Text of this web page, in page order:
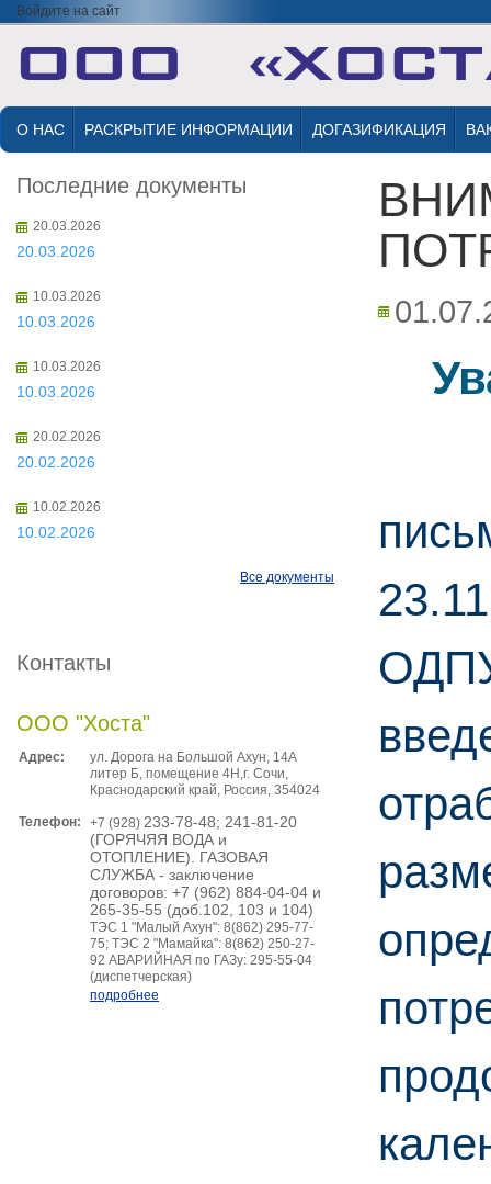
Войдите на сайт
О НАС РАСКРЫТИЕ ИНФОРМАЦИИ ДОГАЗИФИКАЦИЯ
Последние документы
20.03.2026
20.03.2026
10.03.2026
10.03.2026
10.03.2026
10.03.2026
20.02.2026
20.02.2026
10.02.2026
10.02.2026
Все документы
Контакты
ООО "Хоста"
Адрес:
ул. Дорога на Большой Ахун, 14А
литер Б, помещение 4Н,г. Сочи,
Краснодарский край, Россия, 354024
Телефон: +7 (928) 233-78-48; 241-81-20
(ГОРЯЧЯЯ ВОДА и
ОТОПЛЕНИЕ). ГАЗОВАЯ
СЛУЖБА - заключение
договоров: +7 (962) 884-04-04 и
265-35-55 (доб.102, 103 и 104)
ТЭС 1 "Малый Ахун": 8(862) 295-77-
75; ТЭС 2 "Мамайка": 8(862) 250-27-
92 АВАРИЙНАЯ по ГАЗу: 295-55-04
(диспетчерская)
подробнее